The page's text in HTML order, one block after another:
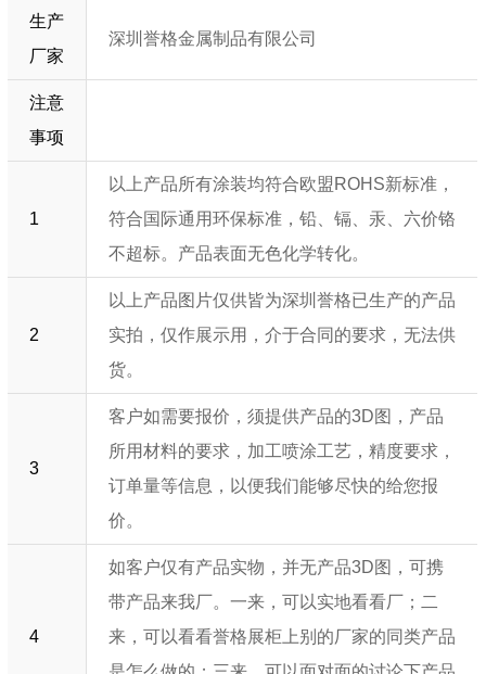
生产
厂家
深圳誉格金属制品有限公司
注意
事项
1
以上产品所有涂装均符合欧盟ROHS新标准，
符合国际通用环保标准，铅、镉、汞、六价铬
不超标。产品表面无色化学转化。
2
以上产品图片仅供皆为深圳誉格已生产的产品
实拍，仅作展示用，介于合同的要求，无法供
货。
3
客户如需要报价，须提供产品的3D图，产品
所用材料的要求，加工喷涂工艺，精度要求，
订单量等信息，以便我们能够尽快的给您报
价。
4
如客户仅有产品实物，并无产品3D图，可携
带产品来我厂。一来，可以实地看看厂；二
来，可以看看誉格展柜上别的厂家的同类产品